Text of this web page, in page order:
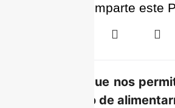
Comparte este
Unos aliados que nos
el vital proceso de